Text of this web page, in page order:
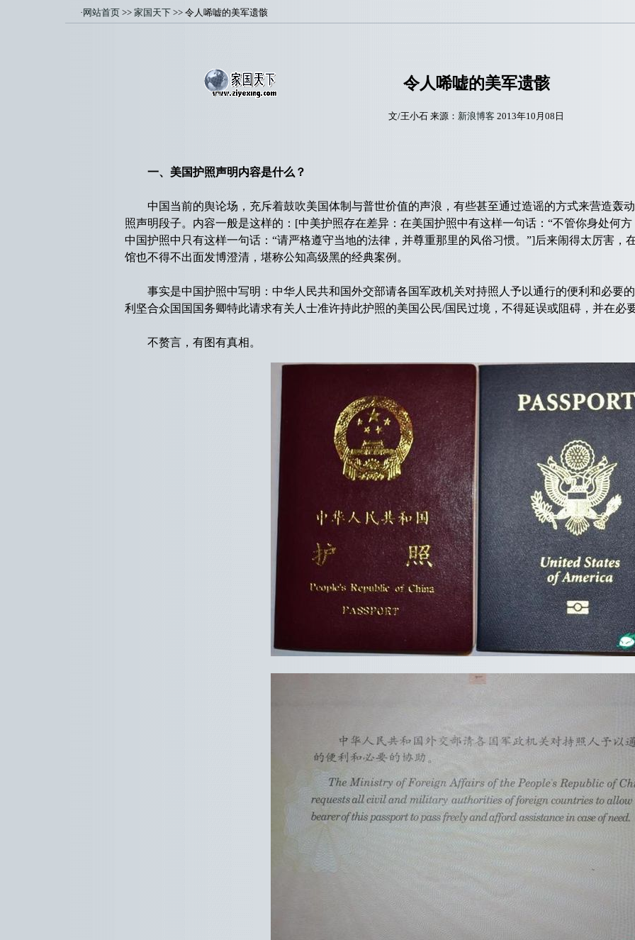
· 网站首页 >> 家国天下 >> 令人唏嘘的美军遗骸
令人唏嘘的美军遗骸
文/王小石 来源： 新浪博客 2013年10月08日
一、美国护照声明内容是什么？
中国当前的舆论场，充斥着鼓吹美国体制与普世价值的声浪，有些甚至通过造谣的方式来营造轰
照声明段子。内容一般是这样的：[中美护照存在差异：在美国护照中有这样一句话：“不管你身处何
中国护照中只有这样一句话：“请严格遵守当地的法律，并尊重那里的风俗习惯。”]后来闹得太厉害，
馆也不得不出面发博澄清，堪称公知高级黑的经典案例。
事实是中国护照中写明：中华人民共和国外交部请各国军政机关对持照人予以通行的便利和必要
利坚合众国国国务卿特此请求有关人士准许持此护照的美国公民/国民过境，不得延误或阻碍，并在必
不赘言，有图有真相。